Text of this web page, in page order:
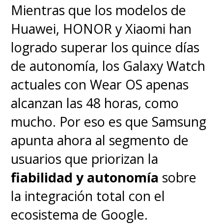
Mientras que los modelos de
Huawei, HONOR y Xiaomi han
logrado superar los quince días
de autonomía, los Galaxy Watch
actuales con Wear OS apenas
alcanzan las 48 horas, como
mucho. Por eso es que Samsung
apunta ahora al segmento de
usuarios que priorizan la
fiabilidad y autonomía sobre
la integración total con el
ecosistema de Google.